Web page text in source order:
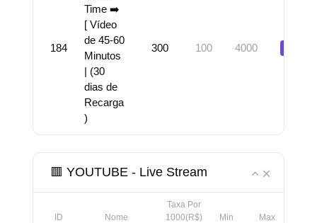
184
Time ➡️
[ Vídeo
de 45-60
Minutos
| (30
dias de
Recarga
)
300 100 4000
🟥 YOUTUBE - Live Stream
ID Nome
Taxa Por
1000(R$)
Min Max